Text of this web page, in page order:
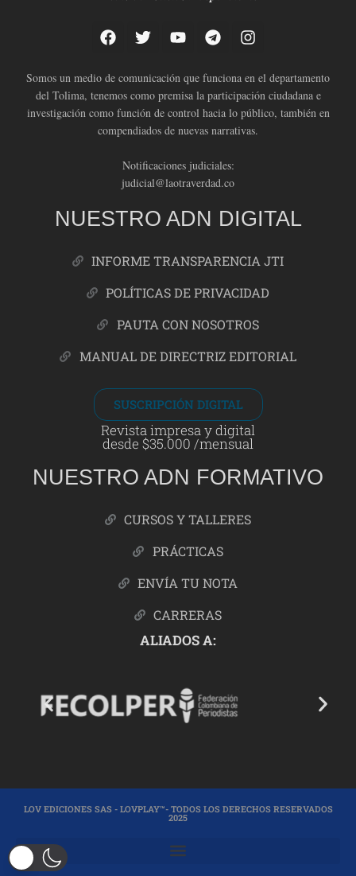
Somos un medio de comunicación que funciona en el departamento
del Tolima, tenemos como premisa la participación ciudadana e
investigación como función de control hacia lo público, también en
compendiados de nuevas narrativas.
Notificaciones judiciales:
judicial@laotraverdad.co
NUESTRO ADN DIGITAL
INFORME TRANSPARENCIA JTI
POLÍTICAS DE PRIVACIDAD
PAUTA CON NOSOTROS
MANUAL DE DIRECTRIZ EDITORIAL
SUSCRIPCIÓN DIGITAL
Revista impresa y digital
desde $35.000 /mensual
NUESTRO ADN FORMATIVO
CURSOS Y TALLERES
PRÁCTICAS
ENVÍA TU NOTA
CARRERAS
ALIADOS A:
LOV EDICIONES SAS - LOVPLAY™- TODOS LOS DERECHOS RESERVADOS
2025